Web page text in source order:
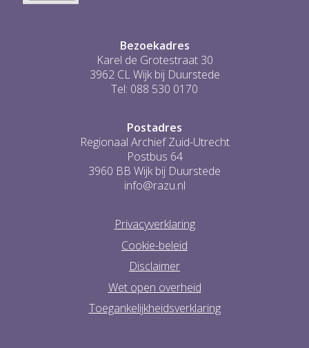
Bezoekadres
Karel de Grotestraat 30
3962 CL Wijk bij Duurstede
Tel: 088 530 0170
Postadres
Regionaal Archief Zuid-Utrecht
Postbus 64
3960 BB Wijk bij Duurstede
info@razu.nl
Privacyverklaring
Cookie-beleid
Disclaimer
Wet open overheid
Toegankelijkheidsverklaring